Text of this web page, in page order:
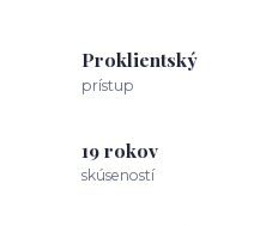
Proklientský
prístup
19 rokov
skúseností